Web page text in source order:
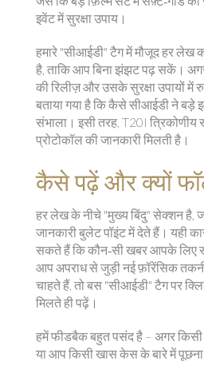
इवेंट में सुरक्षा उपाय।
हमारे "सीआईडी" टैग में मौजूद हर लेख
है, ताकि आप बिना झंझट पढ़ सकें।
की रिलीज़ और उसके सुरक्षा उपायों में
बताया गया है कि कैसे सीआईडी ने बड़े
संभाला। इसी तरह, T20I त्रिकोणीय
प्रोटोकॉल की जानकारी मिलती है।
कैसे पढ़ें और क्यों
हर लेख के नीचे "मुख्य बिंदु" सेक्शन है,
जानकारी बुलेट पॉइंट में देते हैं। यही
सकते हैं कि कौन‑सी खबर आपके लिए
आप अपराध से जुड़ी नई फ़ॉरेंसिक
चाहते हैं, तो बस "सीआईडी" टैग पर
मिलते ही पढ़ें।
हमें फीडबैक बहुत पसंद है – अगर
या आप किसी खास केस के बारे में पूछना